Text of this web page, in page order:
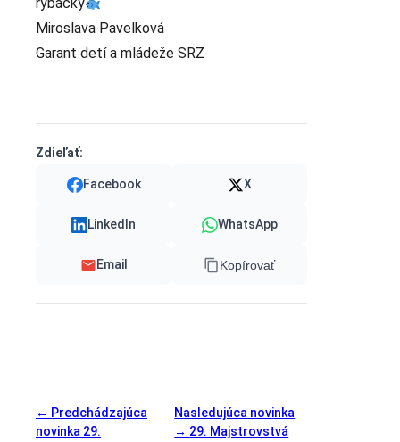
rybačky
Miroslava Pavelková
Garant detí a mládeže SRZ
Zdieľať:
Facebook X
LinkedIn WhatsApp
Email Kopírovať
← Predchádzajúca
novinka 29.
Nasledujúca novinka
→ 29. Majstrovstvá